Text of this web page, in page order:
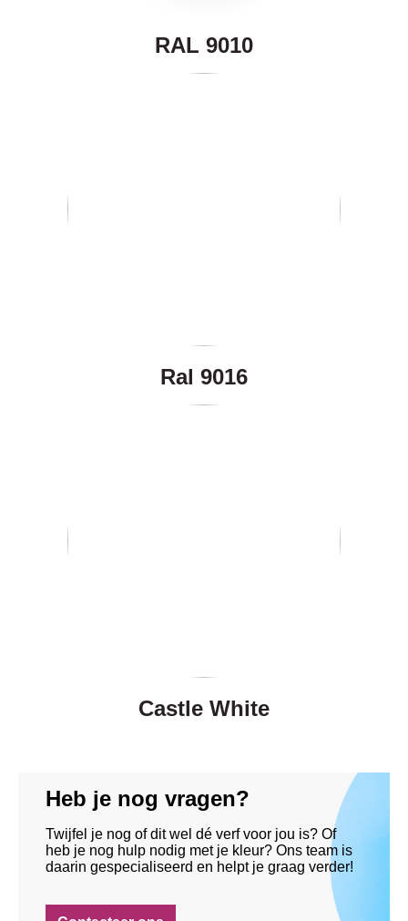
RAL 9010
Ral 9016
Castle White
Heb je nog vragen?
Twijfel je nog of dit wel dé verf voor jou is? Of
heb je nog hulp nodig met je kleur? Ons team is
daarin gespecialiseerd en helpt je graag verder!